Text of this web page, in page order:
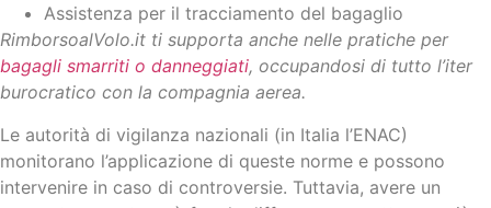
Assistenza per il tracciamento del bagaglio
RimborsoalVolo.it ti supporta anche nelle pratiche per
bagagli smarriti o danneggiati, occupandosi di tutto l’iter
burocratico con la compagnia aerea.
Le autorità di vigilanza nazionali (in Italia l’ENAC)
monitorano l’applicazione di queste norme e possono
intervenire in caso di controversie. Tuttavia, avere un